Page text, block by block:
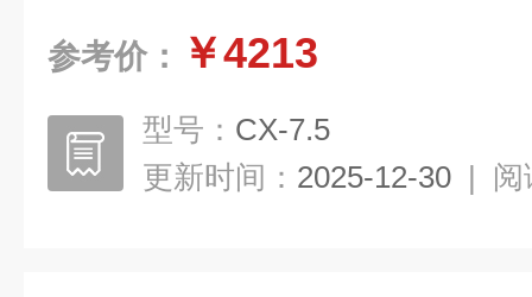
参考价： ￥4213
型号： CX-7.5
更新时间： 2025-12-30 | 阅